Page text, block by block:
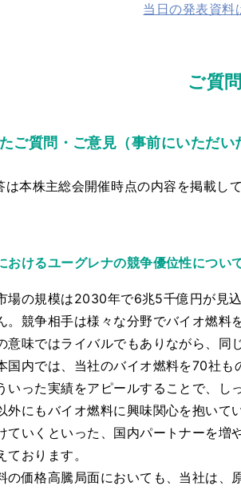
当日の発表資料
ご質
ご質問・ご意見（事前にいただい
は本株主総会開催時点の内容を掲載
おけるユーグレナの競争優位性につい
場の規模は2030年で6兆5千億円が見
。競争相手は様々な分野でバイオ燃
意味ではライバルでもありながら、同
国内では、当社のバイオ燃料を70社
いった実績をアピールすることで、し
外にもバイオ燃料に興味関心を抱い
ていくといった、国内パートナーを
ております。
の価格高騰局面においても、当社は